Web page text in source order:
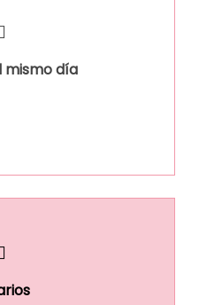
mismo día